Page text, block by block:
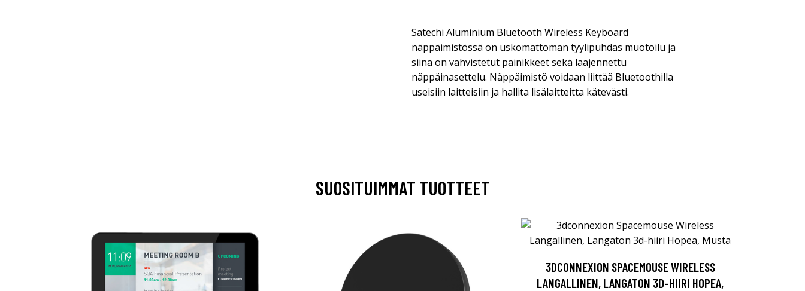
Satechi Aluminium Bluetooth Wireless Keyboard
näppäimistössä on uskomattoman tyylipuhdas muotoilu ja
siinä on vahvistetut painikkeet sekä laajennettu
näppäinasettelu. Näppäimistö voidaan liittää Bluetoothilla
useisiin laitteisiin ja hallita lisälaitteitta kätevästi.
SUOSITUIMMAT TUOTTEET
3DCONNEXION SPACEMOUSE WIRELESS
LANGALLINEN, LANGATON 3D-HIIRI HOPEA,